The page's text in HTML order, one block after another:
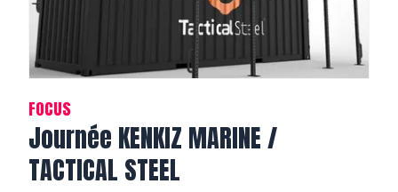
FOCUS
Journée KENKIZ MARINE /
TACTICAL STEEL